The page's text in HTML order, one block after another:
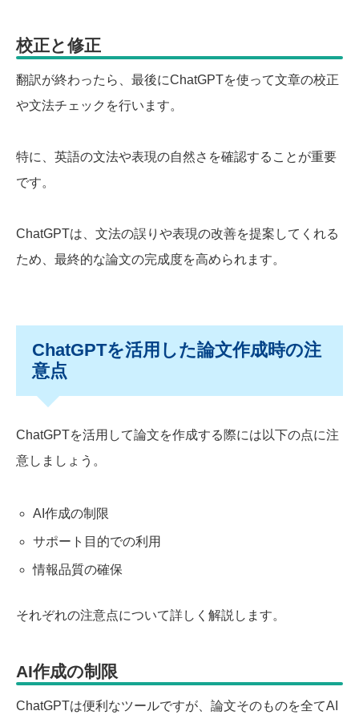
校正と修正
翻訳が終わったら、最後にChatGPTを使って文章の校正
や文法チェックを行います。
特に、英語の文法や表現の自然さを確認することが重要
です。
ChatGPTは、文法の誤りや表現の改善を提案してくれる
ため、最終的な論文の完成度を高められます。
ChatGPTを活用した論文作成時の注
意点
ChatGPTを活用して論文を作成する際には以下の点に注
意しましょう。
AI作成の制限
サポート目的での利用
情報品質の確保
それぞれの注意点について詳しく解説します。
AI作成の制限
ChatGPTは便利なツールですが、論文そのものを全てAI